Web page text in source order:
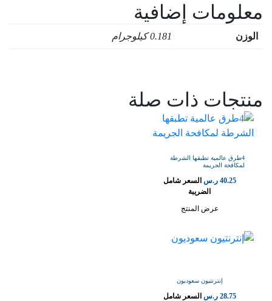
معلومات إضافية
الوزن 0.181 كيلوجرام
منتجات ذات صلة
4طرق عالمية تطبقها الشرطة
لمكافحة الجريمة
40.25 ر.س السعر شامل
الضريبة
عرض المنتج
28.75 ر.س السعر شامل